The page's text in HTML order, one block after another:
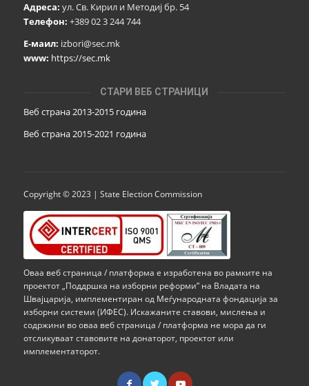
Адреса: ул. Св. Кирил и Методиј бр. 54
Телефон: +389 02 3 244 744
Е-маил: izbori@sec.mk
www: https://sec.mk
СТАРИ ВЕБ СТРАНИЦИ
Веб страна 2013-2015 година
Веб страна 2015-2021 година
Copyright © 2023 | State Election Commission
Оваа веб страница / платформа е изработена во рамките на
проектот „Поддршка на изборни реформи” на Владата на
Швајцарија, имплементиран од Меѓународната фондација за
изборни системи (ИФЕС). Искажаните ставови, мислења и
содржини во оваа веб страница / платформа не мора да ги
отсликуваат ставовите на донаторот, проектот или
имплементаторот.